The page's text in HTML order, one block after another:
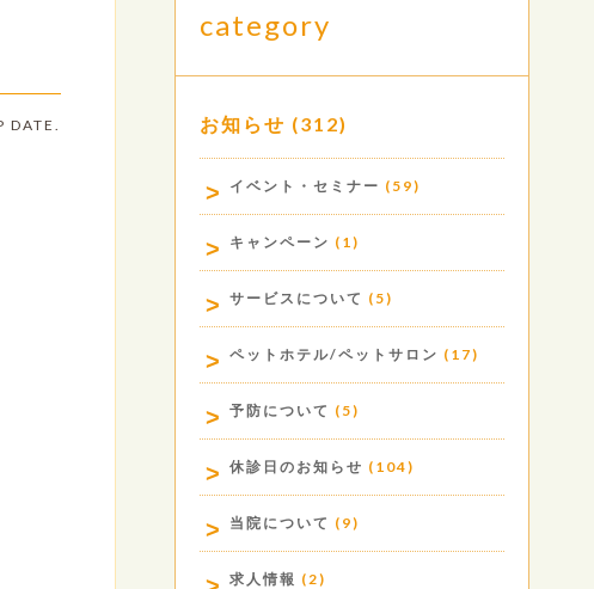
DATE.
category
お知らせ (312)
イベント・セミナー (59)
キャンペーン (1)
サービスについて (5)
ペットホテル/ペットサロン (17)
予防について (5)
休診日のお知らせ (104)
当院について (9)
求人情報 (2)